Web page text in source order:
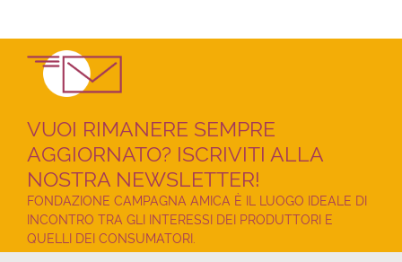
VUOI RIMANERE SEMPRE
AGGIORNATO? ISCRIVITI ALLA
NOSTRA NEWSLETTER!
FONDAZIONE CAMPAGNA AMICA È IL LUOGO IDEALE DI
INCONTRO TRA GLI INTERESSI DEI PRODUTTORI E
QUELLI DEI CONSUMATORI.